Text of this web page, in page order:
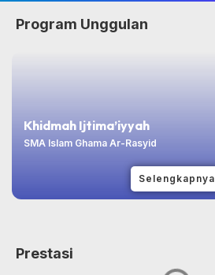
Program Unggulan
Khidmah Ijtima’iyyah
SMA Islam Ghama Ar-Rasyid
Selengkapnya
Prestasi